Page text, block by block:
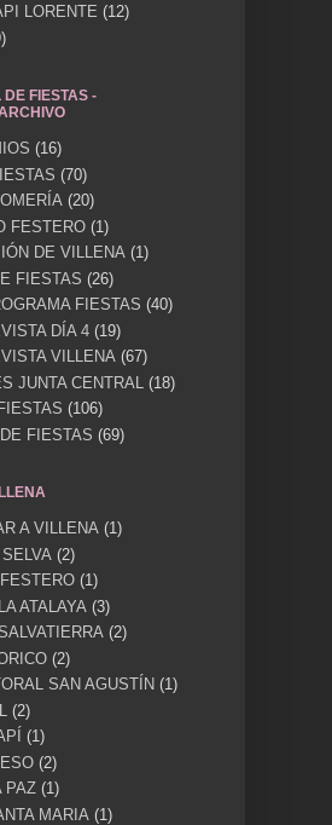
LORENTE (12)
FIESTAS -
(16)
(70)
(20)
FESTERO (1)
DE VILLENA (1)
FIESTAS (26)
FIESTAS (40)
DÍA 4 (19)
VILLENA (67)
JUNTA CENTRAL
(18)
(106)
FIESTAS (69)
A VILLENA (1)
(2)
(1)
ATALAYA (3)
(2)
(2)
SAN AGUSTÍN (1)
(2)
(1)
(2)
PAZ (1)
MARIA (1)